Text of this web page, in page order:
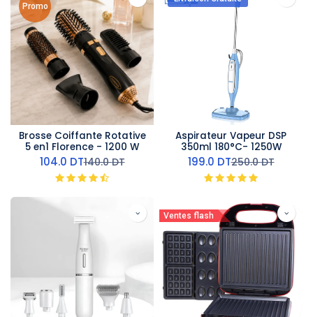
Promo
Brosse Coiffante Rotative
5 en1 Florence - 1200 W
104.0 DT140.0DT
Aspirateur Vapeur DSP
350ml 180°C- 1250W
199.0 DT250.0DT
Ventes flash